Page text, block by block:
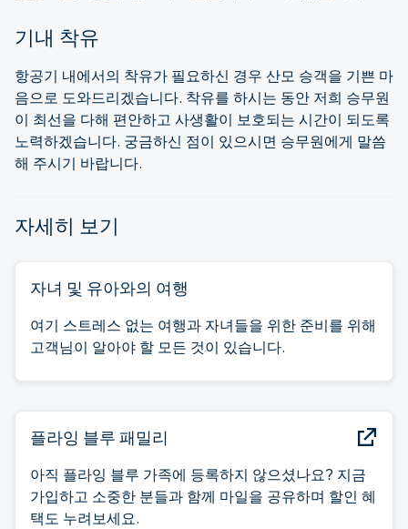
기내 착유
항공기 내에서의 착유가 필요하신 경우 산모 승객을 기쁜 마
음으로 도와드리겠습니다. 착유를 하시는 동안 저희 승무원
이 최선을 다해 편안하고 사생활이 보호되는 시간이 되도록
노력하겠습니다. 궁금하신 점이 있으시면 승무원에게 말씀
해 주시기 바랍니다.
자세히 보기
자녀 및 유아와의 여행
여기 스트레스 없는 여행과 자녀들을 위한 준비를 위해
고객님이 알아야 할 모든 것이 있습니다.
플라잉 블루 패밀리
아직 플라잉 블루 가족에 등록하지 않으셨나요? 지금
가입하고 소중한 분들과 함께 마일을 공유하며 할인 혜
택도 누려보세요.